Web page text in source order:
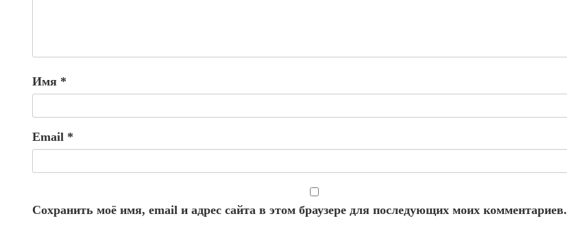
Имя *
Email *
Сохранить моё имя, email и адрес сайта в этом браузере для последующих моих комментариев.